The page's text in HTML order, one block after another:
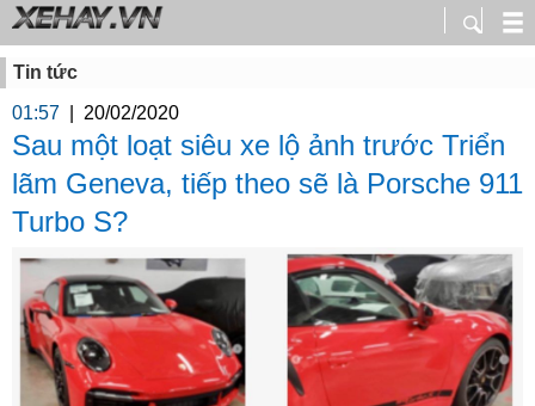
Tin tức
01:57
20/02/2020
Sau một loạt siêu xe lộ ảnh trước Triển
lãm Geneva, tiếp theo sẽ là Porsche 911
Turbo S?